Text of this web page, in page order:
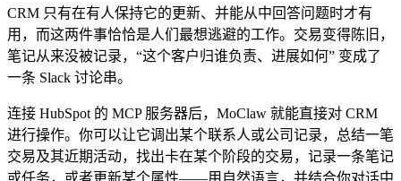
CRM 只有在有人保持它的更新、并能从中回答问题时才有
用，而这两件事恰恰是人们最想逃避的工作。交易变得陈旧，
笔记从来没被记录，“这个客户归谁负责、进展如何” 变成了
一条 Slack 讨论串。
连接 HubSpot 的 MCP 服务器后，MoClaw 就能直接对 CRM
进行操作。你可以让它调出某个联系人或公司记录，总结一笔
交易及其近期活动，找出卡在某个阶段的交易，记录一条笔记